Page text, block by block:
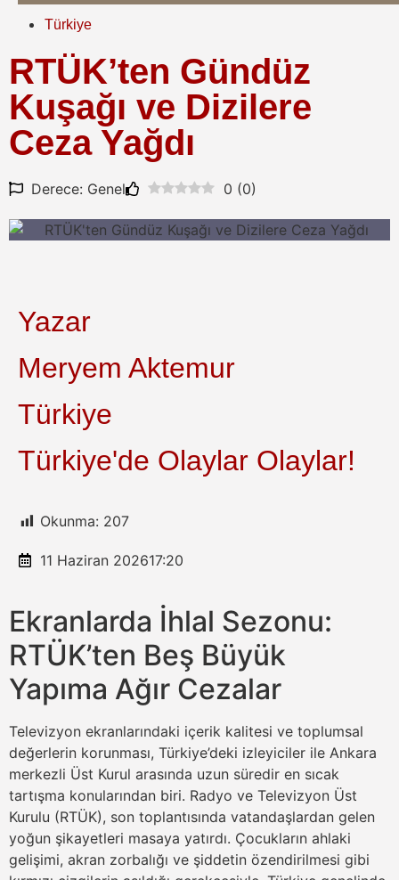
Türkiye
RTÜK’ten Gündüz
Kuşağı ve Dizilere
Ceza Yağdı
Derece: Genel 0 (0)
Yazar
Meryem Aktemur
Türkiye
Türkiye'de Olaylar Olaylar!
Okunma: 207
11 Haziran 202617:20
Ekranlarda İhlal Sezonu:
RTÜK’ten Beş Büyük
Yapıma Ağır Cezalar
Televizyon ekranlarındaki içerik kalitesi ve toplumsal
değerlerin korunması, Türkiye’deki izleyiciler ile Ankara
merkezli Üst Kurul arasında uzun süredir en sıcak
tartışma konularından biri. Radyo ve Televizyon Üst
Kurulu (RTÜK), son toplantısında vatandaşlardan gelen
yoğun şikayetleri masaya yatırdı. Çocukların ahlaki
gelişimi, akran zorbalığı ve şiddetin özendirilmesi gibi